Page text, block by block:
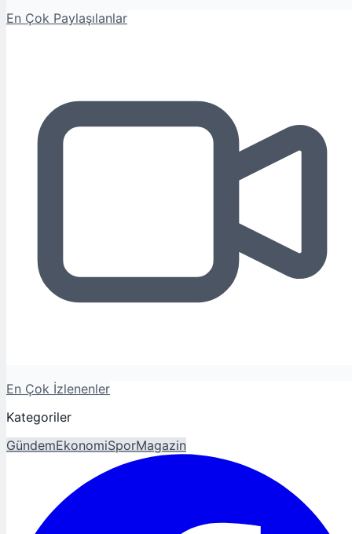
En Çok Paylaşılanlar
En Çok İzlenenler
Kategoriler
GündemEkonomiSporMagazin